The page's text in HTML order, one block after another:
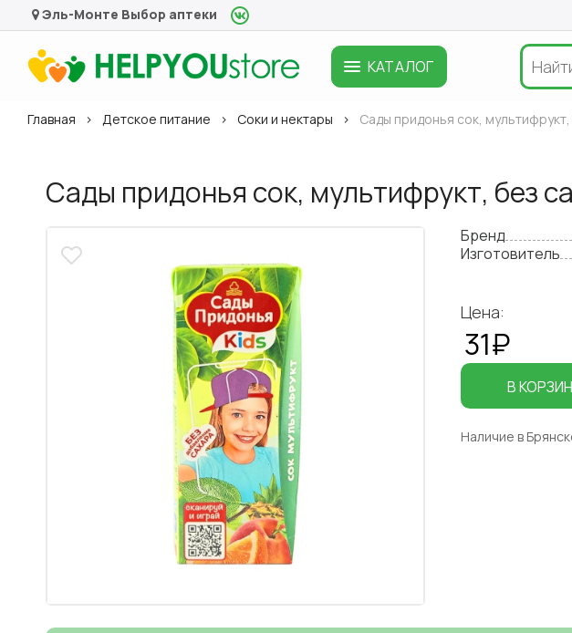
Эль-Монте Выбор аптеки
КАТАЛОГ
Главная Детское питание Соки и нектары Сады придонья сок,
Сады придонья сок, мультифрукт, без
Бренд
Изготовитель
Цена:
31₽
В
Наличие в